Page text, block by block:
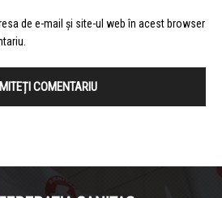
de e-mail și site-ul web în acest browser